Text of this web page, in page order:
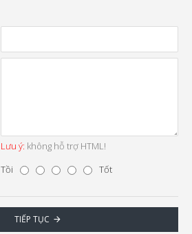
Lưu ý: không hỗ trợ HTML!
Tồi Tốt
TIẾP TỤC